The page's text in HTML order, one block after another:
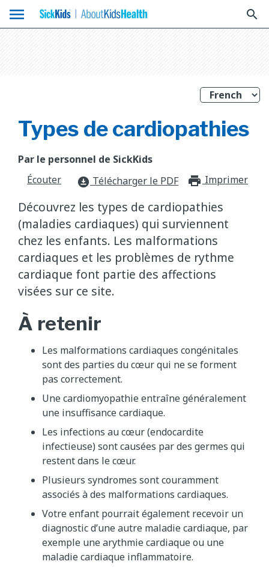
menu search
Types de cardiopathies
Par le personnel de SickKids
Écouter
download_for_offline Télécharger le PDF Imprimer
Découvrez les types de cardiopathies
(maladies cardiaques) qui surviennent
chez les enfants. Les malformations
cardiaques et les problèmes de rythme
cardiaque font partie des affections
visées sur ce site.
À retenir
Les malformations cardiaques congénitales
sont des parties du cœur qui ne se forment
pas correctement.
Une cardiomyopathie entraîne généralement
une insuffisance cardiaque.
Les infections au cœur (endocardite
infectieuse) sont causées par des germes qui
restent dans le cœur.
Plusieurs syndromes sont couramment
associés à des malformations cardiaques.
Votre enfant pourrait également recevoir un
diagnostic d’une autre maladie cardiaque, par
exemple une arythmie cardiaque ou une
maladie cardiaque inflammatoire.